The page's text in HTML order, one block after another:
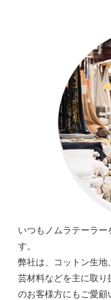
いつもノムラテーラー
す。
弊社は、コットン生
芸材料などを主に取
のお客様方にもご愛顧